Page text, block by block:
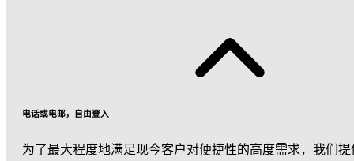
电话或电邮，自由登入
为了最大程度地满足现今客户对便捷性的高度需求，我们提